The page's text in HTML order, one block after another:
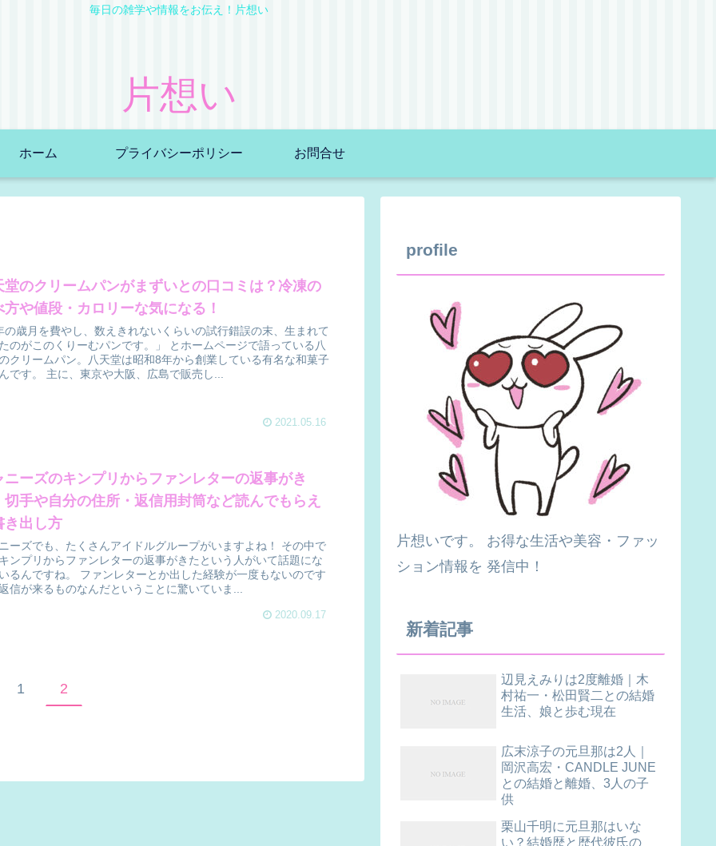
毎日の雑学や情報をお伝え！片想い
片想い
ホーム プライバシーポリシー お問合せ
堂のクリームパンがまずいとの口コミは？冷凍の
方や値段・カロリーな気になる！
の歳月を費やし、数えきれないくらいの試行錯誤の末、生まれて
のがこのくりーむパンです。」 とホームページで語っている八
クリームパン。八天堂は昭和8年から創業している有名な和菓子
です。 主に、東京や大阪、広島で販売し...
2021.05.16
ニーズのキンプリからファンレターの返事がき
切手や自分の住所・返信用封筒など読んでもらえ
き出し方
ーズでも、たくさんアイドルグループがいますよね！ その中で
ンプリからファンレターの返事がきたという人がいて話題にな
るんですね。 ファンレターとか出した経験が一度もないのです
信が来るものなんだということに驚いていま...
2020.09.17
1 2
profile
片想いです。 お得な生活や美容・ファッ
ション情報を 発信中！
新着記事
辺見えみりは2度離婚｜木
村祐一・松田賢二との結婚
生活、娘と歩む現在
広末涼子の元旦那は2人｜
岡沢高宏・CANDLE JUNE
との結婚と離婚、3人の子
供
栗山千明に元旦那はいな
い？結婚歴と歴代彼氏の